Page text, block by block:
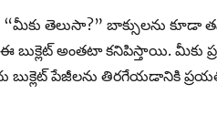
తెలుసా?” బాక్సులను కూడా
అంతటా కనిపిస్తాయి. మీకు
పేజీలను తిరగేయడానికి